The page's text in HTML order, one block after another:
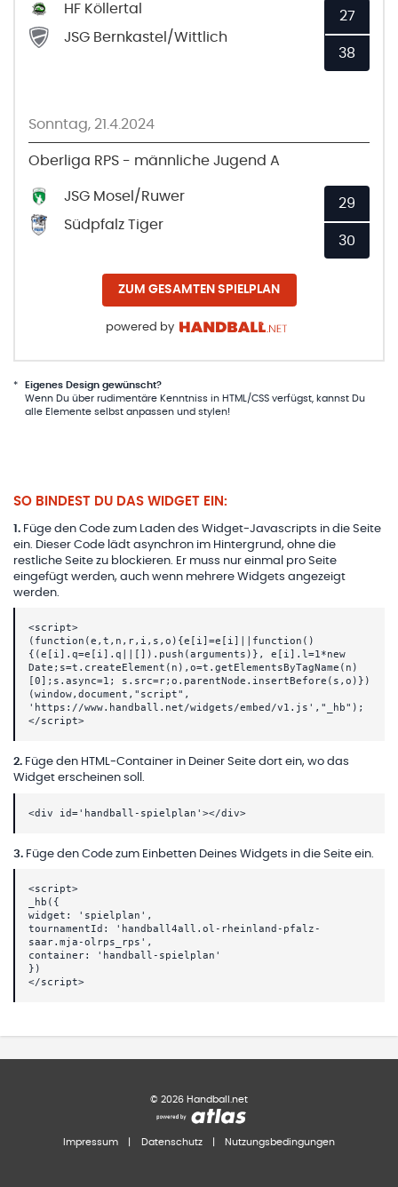
HF Köllertal
JSG Bernkastel/Wittlich
27
38
Sonntag, 21.4.2024
Oberliga RPS - männliche Jugend A
JSG Mosel/Ruwer
Südpfalz Tiger
29
30
ZUM GESAMTEN SPIELPLAN
powered by
*
Eigenes Design gewünscht?
Wenn Du über rudimentäre Kenntniss in HTML/CSS verfügst, kannst Du
alle Elemente selbst anpassen und stylen!
SO BINDEST DU DAS WIDGET EIN:
1 . Füge den Code zum Laden des Widget-Javascripts in die Seite
ein. Dieser Code lädt asynchron im Hintergrund, ohne die
restliche Seite zu blockieren. Er muss nur einmal pro Seite
eingefügt werden, auch wenn mehrere Widgets angezeigt
werden.
<script>
(function(e,t,n,r,i,s,o){e[i]=e[i]||function()
{(e[i].q=e[i].q||[]).push(arguments)}, e[i].l=1*new
Date;s=t.createElement(n),o=t.getElementsByTagName(n)
[0];s.async=1; s.src=r;o.parentNode.insertBefore(s,o)})
(window,document,"script",
'https://www.handball.net/widgets/embed/v1.js',"_hb");
</script>
2. Füge den HTML-Container in Deiner Seite dort ein, wo das
Widget erscheinen soll.
<div id='handball-spielplan'></div>
3. Füge den Code zum Einbetten Deines Widgets in die Seite ein.
<script>
_hb({
widget: 'spielplan',
tournamentId: 'handball4all.ol-rheinland-pfalz-
saar.mja-olrps_rps',
container: 'handball-spielplan'
})
</script>
© 2026 Handball.net
Impressum Datenschutz Nutzungsbedingungen